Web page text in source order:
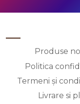
Produse
Politica
Termeni și
Livrare si